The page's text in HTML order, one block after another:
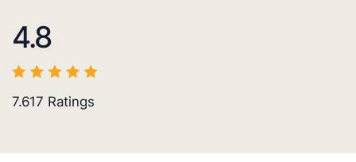
4.8
7.617 Ratings